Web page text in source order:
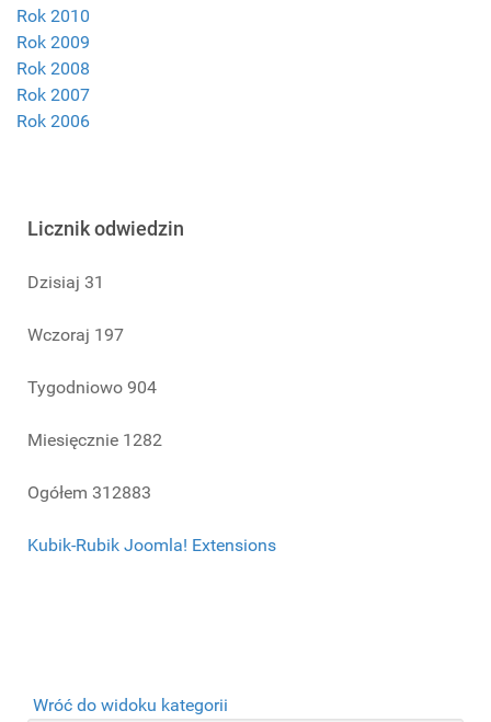
Rok 2010
Rok 2009
Rok 2008
Rok 2007
Rok 2006
Licznik odwiedzin
Dzisiaj 31
Wczoraj 197
Tygodniowo 904
Miesięcznie 1282
Ogółem 312883
Kubik-Rubik Joomla! Extensions
Wróć do widoku kategorii